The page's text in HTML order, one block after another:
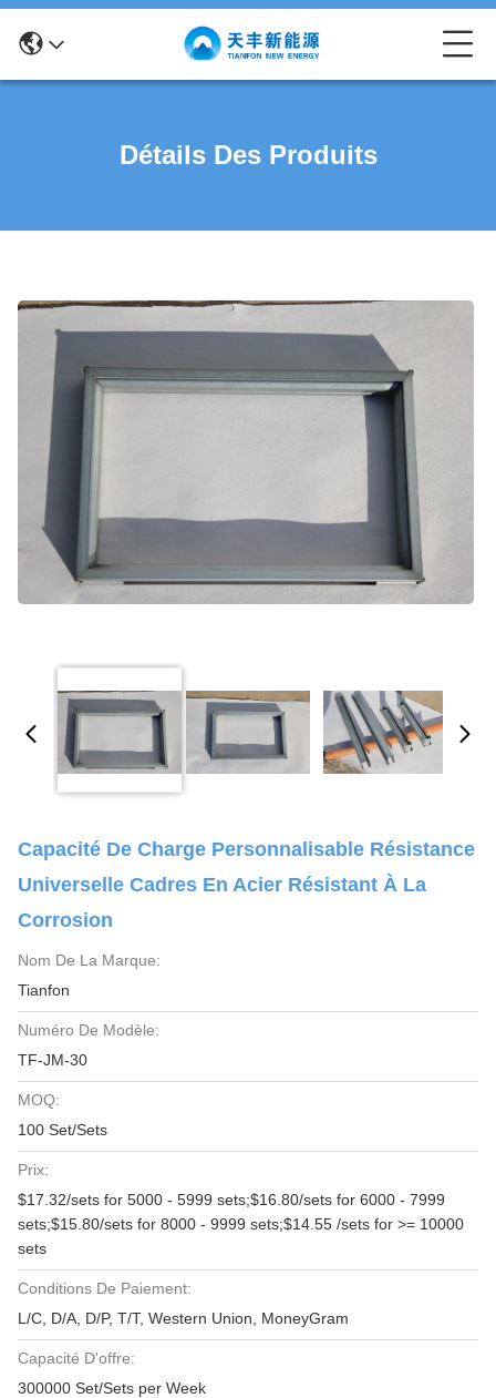
Détails Des Produits
Capacité De Charge Personnalisable Résistance
Universelle Cadres En Acier Résistant À La
Corrosion
Nom De La Marque:
Tianfon
Numéro De Modèle:
TF-JM-30
MOQ:
100 Set/Sets
Prix:
$17.32/sets for 5000 - 5999 sets;$16.80/sets for 6000 - 7999
sets;$15.80/sets for 8000 - 9999 sets;$14.55 /sets for >= 10000
sets
Conditions De Paiement:
L/C, D/A, D/P, T/T, Western Union, MoneyGram
Capacité D'offre:
300000 Set/Sets per Week